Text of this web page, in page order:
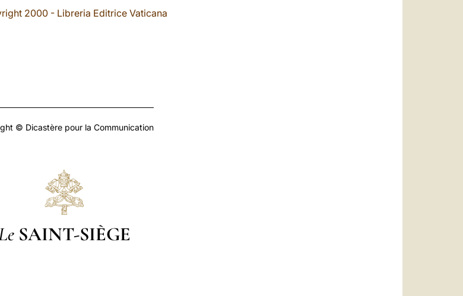
2000 - Libreria Editrice Vaticana
© Dicastère pour la Communication
SAINT-SIÈGE